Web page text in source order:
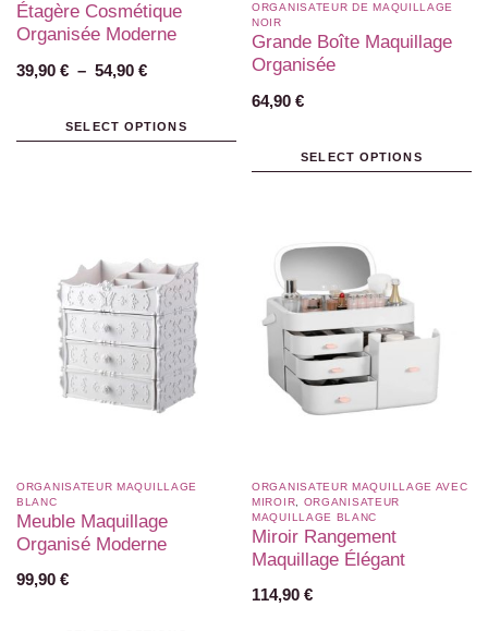
Étagère Cosmétique
Organisée Moderne
39,90 € – 54,90 €
SELECT OPTIONS
ORGANISATEUR DE MAQUILLAGE
NOIR
Grande Boîte Maquillage
Organisée
64,90 €
SELECT OPTIONS
ORGANISATEUR MAQUILLAGE
BLANC​
Meuble Maquillage
Organisé Moderne
99,90 €
ORGANISATEUR MAQUILLAGE AVEC
MIROIR
ORGANISATEUR
MAQUILLAGE BLANC​
Miroir Rangement
Maquillage Élégant
114,90 €